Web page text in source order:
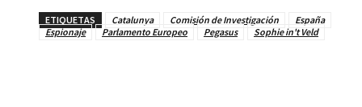
ETIQUETAS Catalunya Comisión de Investigación
España
Espionaje
Parlamento Europeo Pegasus Sophie in't Veld